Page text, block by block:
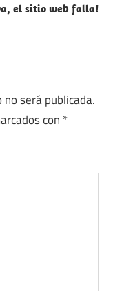
el sitio web falla!
será publicada.
con *